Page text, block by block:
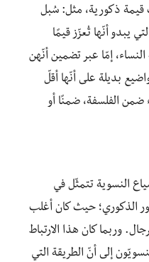
قيمة ذكورية، مثل: سُبل
يبدو أنّها تُعزّز قيمًا
إمّا عبر تضمين أنّهن
بديلة على أنّها أقلّ
ضمن الفلسفة، ضمنًا أو
النسوية تتمثّل في
الذكوري؛ حيث كان أغلب
وربما كان هذا الارتباط
إلى أنّ الطريقة التي